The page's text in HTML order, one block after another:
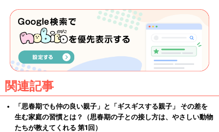
関連記事
「思春期でも仲の良い親子」と「ギスギスする親子」 その差を
生む家庭の習慣とは？（思春期の子との接し方は、やさしい動物
たちが教えてくれる 第1回）